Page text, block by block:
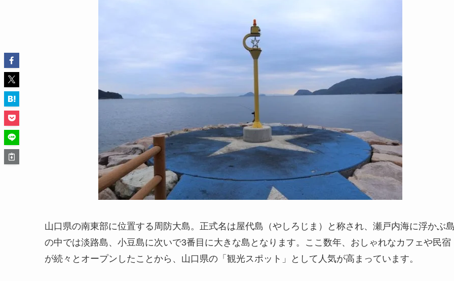
山口県の南東部に位置する周防大島。正式名は屋代島（やしろじま）と称され、瀬戸内海に浮かぶ
の中では淡路島、小豆島に次いで3番目に大きな島となります。ここ数年、おしゃれなカフェや民宿
が続々とオープンしたことから、山口県の「観光スポット」として人気が高まっています。